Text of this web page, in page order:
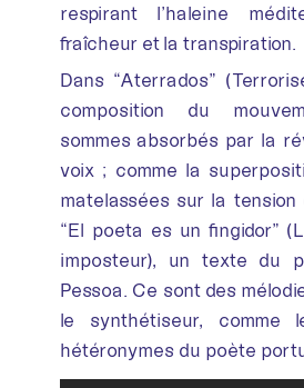
respirant l’haleine
fraîcheur et la transpiration.
Dans “Aterrados”
composition du
sommes absorbés par la
voix ; comme la
matelassées sur la
“El poeta es un fingidor”
imposteur), un texte du
Pessoa. Ce sont des
le synthétiseur, comme
hétéronymes du poète